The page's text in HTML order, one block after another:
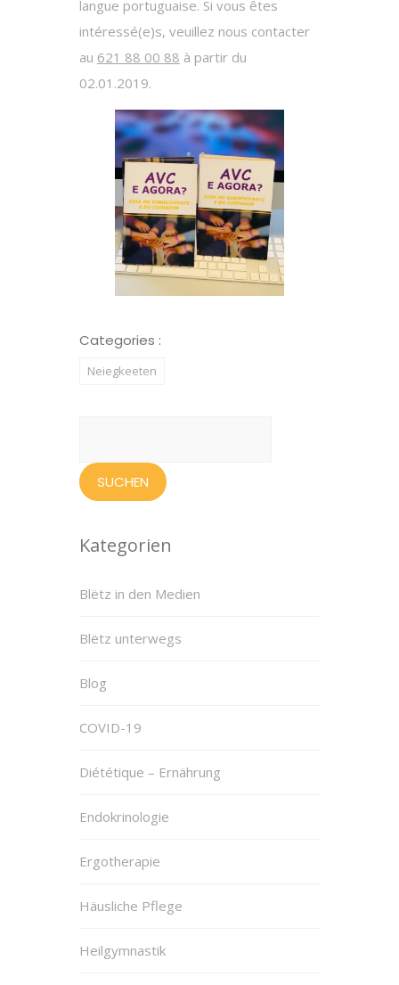
langue portuguaise. Si vous êtes
intéressé(e)s, veuillez nous contacter
au 621 88 00 88 à partir du
02.01.2019.
Categories :
Neiegkeeten
Kategorien
Blëtz in den Medien
Blëtz unterwegs
Blog
COVID-19
Diététique – Ernährung
Endokrinologie
Ergotherapie
Häusliche Pflege
Heilgymnastik